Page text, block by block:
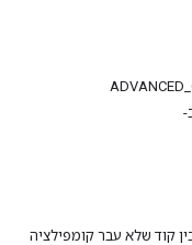
קוד שלא עבר קומפילציה